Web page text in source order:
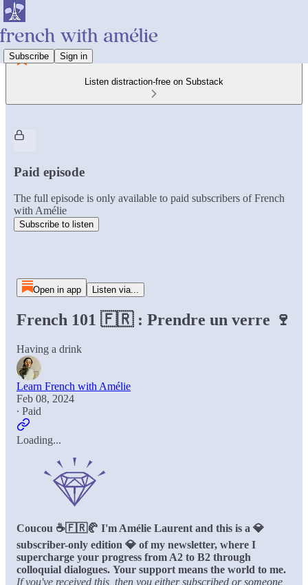
Subscribe Sign in
Listen distraction-free on Substack
Paid episode
The full episode is only available to paid subscribers of French
with Amélie
Subscribe to listen
Open in app Listen via...
French 101 🇫🇷 : Prendre un verre 🍷
Having a drink
Learn French with Amélie
Feb 08, 2024
∙ Paid
Loading...
Coucou ☕️🇫🇷🥐 I'm Amélie Laurent and this is a 💎
subscriber-only edition 💎 of my newsletter, where I
supercharge your progress from A2 to B2 through
colloquial dialogues. Your support means the world to me.
If you've received this, then you either subscribed or someone